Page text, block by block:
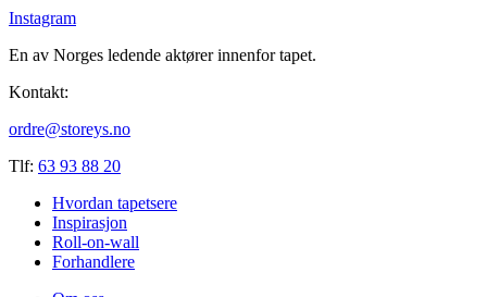
Instagram
En av Norges ledende aktører innenfor tapet.
Kontakt:
ordre@storeys.no
Tlf: 63 93 88 20
Hvordan tapetsere
Inspirasjon
Roll-on-wall
Forhandlere